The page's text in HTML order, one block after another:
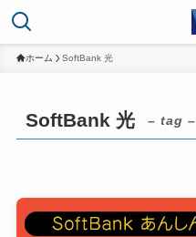
ホーム SoftBank 光
SoftBank 光 – tag –